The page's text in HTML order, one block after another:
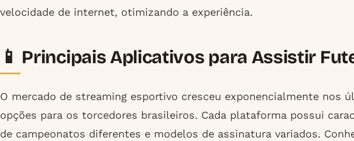
velocidade de internet, otimizando a experiência.
📱 Principais Aplicativos para Assistir
O mercado de streaming esportivo cresceu exponencialmente nos
opções para os torcedores brasileiros. Cada plataforma possui
de campeonatos diferentes e modelos de assinatura variados.